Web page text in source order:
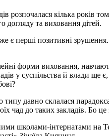
розпочалася кілька років
догляду та виховання дітей.
є перші позитивні
форми виховання,
у суспільства й влади
давно склалася
чад до таких закладів. Бо
школами-інтернатами на